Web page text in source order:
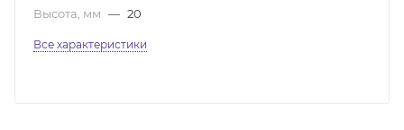
Высота, мм — 20
Все характеристики